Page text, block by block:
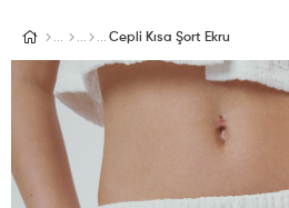
Cepli Kısa Şort Ekru